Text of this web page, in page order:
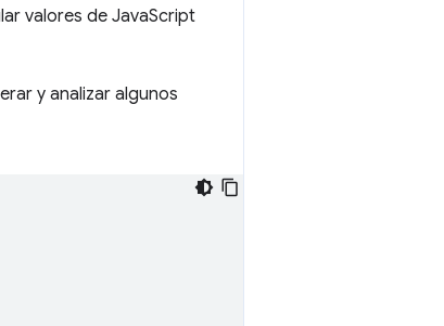
valores de JavaScript
y analizar algunos